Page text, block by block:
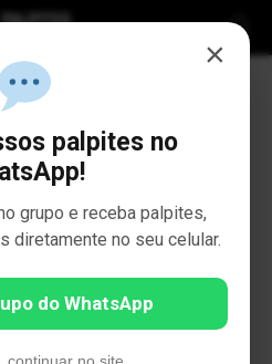
×
palpites no
grupo e receba palpites,
diretamente no seu celular.
do WhatsApp